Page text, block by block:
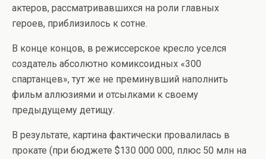
актеров, рассматривавшихся на роли главных
героев, приблизилось к сотне.
В конце концов, в режиссерское кресло уселся
создатель абсолютно комиксоидных «300
спартанцев», тут же не преминувший наполнить
фильм аллюзиями и отсылками к своему
предыдущему детищу.
В результате, картина фактически провалилась в
прокате (при бюджете $130 000 000, плюс 50 млн на